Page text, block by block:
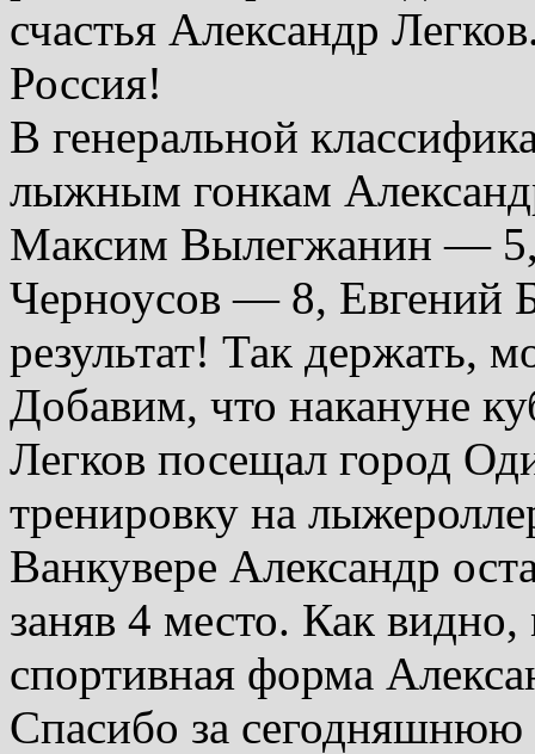
счастья Александр
Россия!
В генеральной
лыжным гонкам
Максим Вылегжанин —
Черноусов — 8, Евгений
результат! Так держать,
Добавим, что накануне
Легков посещал город
тренировку на
Ванкувере Александр
заняв 4 место. Как
спортивная форма
Спасибо за сегодняшнюю